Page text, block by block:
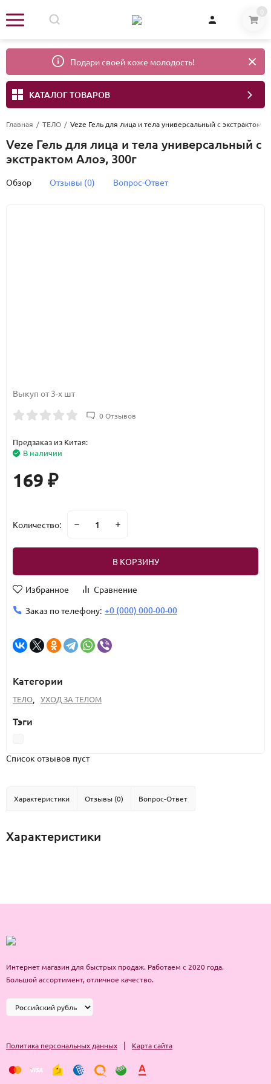
0
Подари своей коже молодость!
КАТАЛОГ ТОВАРОВ
Главная / ТЕЛО / Veze Гель для лица и тела универсальный с экстрактом
Veze Гель для лица и тела универсальный с
экстрактом Алоэ, 300г
Обзор Отзывы (0) Вопрос-Ответ
Выкуп от 3-х шт
0 Отзывов
Предзаказ из Китая:
В наличии
169 ₽
Количество:
В КОРЗИНУ
Избранное
Сравнение
Заказ по телефону: +0 (000) 000-00-00
Категории
ТЕЛО, УХОД ЗА ТЕЛОМ
Тэги
Список отзывов пуст
Характеристики Отзывы (0) Вопрос-Ответ
Характеристики
Интернет магазин для быстрых продаж. Работаем с 2020 года.
Большой ассортимент, отличное качество.
Политика персональных данных | Карта сайта